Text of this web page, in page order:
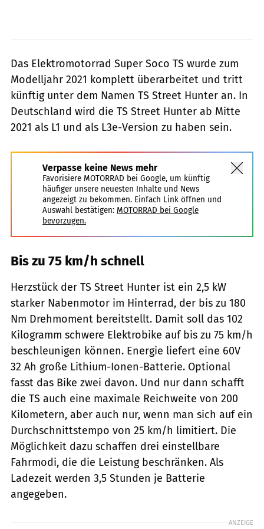
Das Elektromotorrad Super Soco TS wurde zum
Modelljahr 2021 komplett überarbeitet und tritt
künftig unter dem Namen TS Street Hunter an. In
Deutschland wird die TS Street Hunter ab Mitte
2021 als L1 und als L3e-Version zu haben sein.
Verpasse keine News mehr
Favorisiere MOTORRAD bei Google, um künftig
häufiger unsere neuesten Inhalte und News
angezeigt zu bekommen. Einfach Link öffnen und
Auswahl bestätigen: MOTORRAD bei Google
bevorzugen.
Bis zu 75 km/h schnell
Herzstück der TS Street Hunter ist ein 2,5 kW
starker Nabenmotor im Hinterrad, der bis zu 180
Nm Drehmoment bereitstellt. Damit soll das 102
Kilogramm schwere Elektrobike auf bis zu 75 km/h
beschleunigen können. Energie liefert eine 60V
32 Ah große Lithium-Ionen-Batterie. Optional
fasst das Bike zwei davon. Und nur dann schafft
die TS auch eine maximale Reichweite von 200
Kilometern, aber auch nur, wenn man sich auf ein
Durchschnittstempo von 25 km/h limitiert. Die
Möglichkeit dazu schaffen drei einstellbare
Fahrmodi, die die Leistung beschränken. Als
Ladezeit werden 3,5 Stunden je Batterie
angegeben.
ANZEIGE